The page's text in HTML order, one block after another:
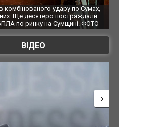
За 2000 кілометрів від кордону з Україною: в
Єкатеринбурзі після атаки дронів загорівся
склад Wildberries. ФОТО. ВІДЕО
ВІДЕО